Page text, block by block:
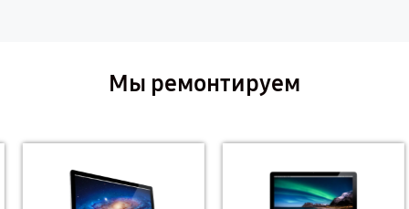
Мы ремонтируем